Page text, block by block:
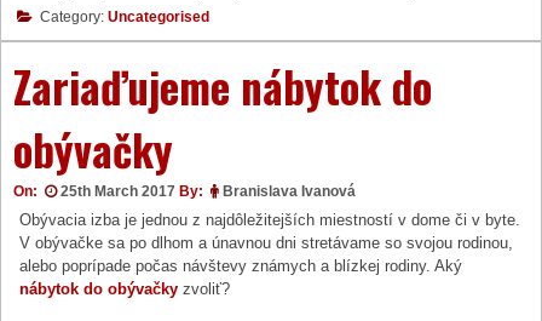
Category: Uncategorised
Zariaďujeme nábytok do
obývačky
On: 25th March 2017 By: Branislava Ivanová
Obývacia izba je jednou z najdôležitejších miestností v dome či v byte.
V obývačke sa po dlhom a únavnou dni stretávame so svojou rodinou,
alebo poprípade počas návštevy známych a blízkej rodiny. Aký
nábytok do obývačky zvoliť?